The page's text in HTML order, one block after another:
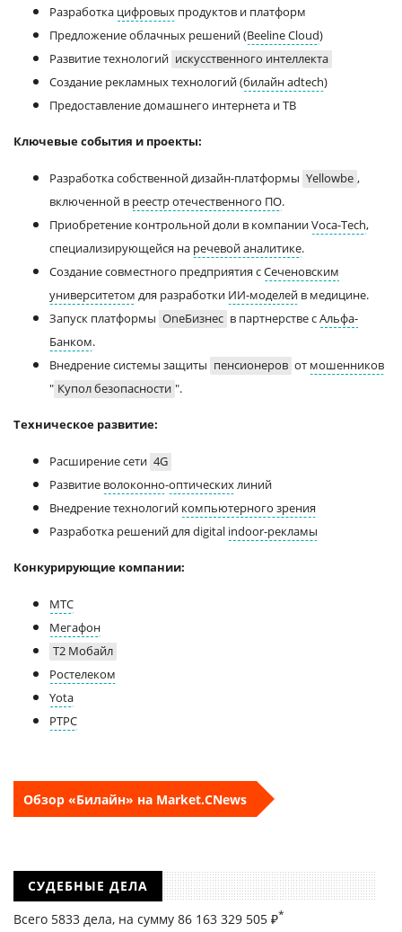
Разработка цифровых продуктов и платформ
Предложение облачных решений (Beeline Cloud)
Развитие технологий искусственного интеллекта
Создание рекламных технологий (билайн adtech)
Предоставление домашнего интернета и ТВ
Ключевые события и проекты:
Разработка собственной дизайн-платформы Yellowbe ,
включенной в реестр отечественного ПО.
Приобретение контрольной доли в компанииVoca-Tech,
специализирующейся на речевой аналитике.
Создание совместного предприятия сСеченовским
университетом для разработки ИИ-моделей в медицине.
Запуск платформы OneБизнес в партнерстве сАльфа-
Банком.
Внедрение системы защиты пенсионеров от мошенников
" Купол безопасности ".
Техническое развитие:
Расширение сети 4G
Развитие волоконно-оптическихлиний
Внедрение технологий компьютерного зрения
Разработка решений для digital indoor-рекламы
Конкурирующие компании:
МТС
Мегафон
Т2 Мобайл
Ростелеком
Yota
РТРС
Обзор «Билайн» на Market.CNews
СУДЕБНЫЕ ДЕЛА
Всего 5833 дела, на cумму 86 163 329 505 ₽*